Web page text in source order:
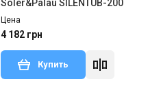
Soler&Palau SILENTUB-200
Цена
4 182 грн
Купить